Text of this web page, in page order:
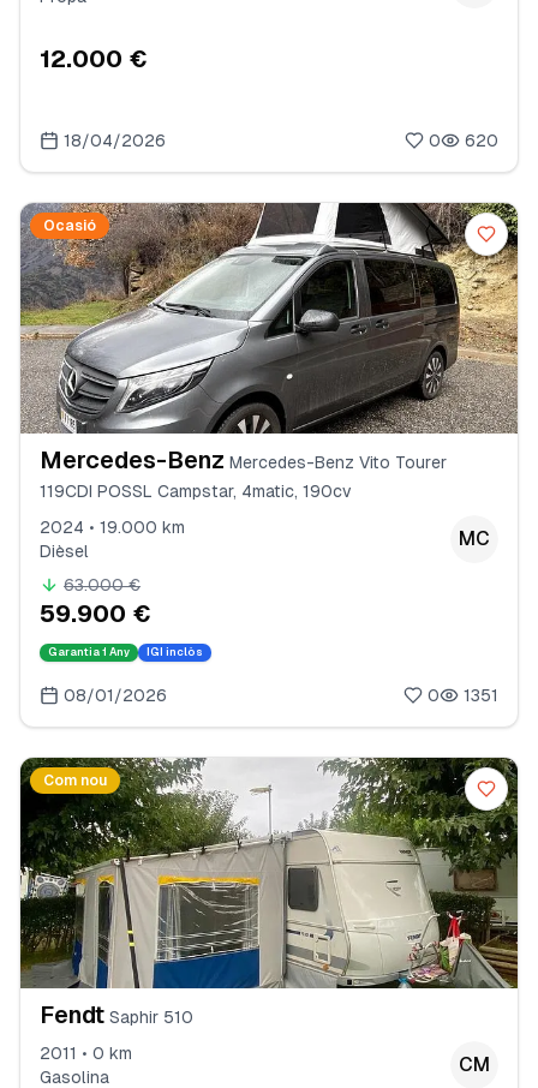
12.000 €
18/04/2026 0 620
Ocasió
Mercedes-Benz Mercedes-Benz Vito Tourer
119CDI POSSL Campstar, 4matic, 190cv
2024 • 19.000 km
Dièsel
MC
63.000 €
59.900 €
Garantia 1 Any IGI inclòs
08/01/2026 0 1351
Com nou
Fendt Saphir 510
2011 • 0 km
Gasolina
CM